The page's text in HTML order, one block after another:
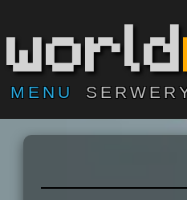
world
MENU